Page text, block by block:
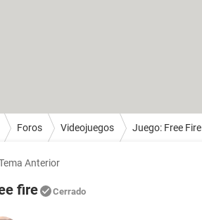
Foros Videojuegos Juego: Free Fire
Anterior
fire Cerrado